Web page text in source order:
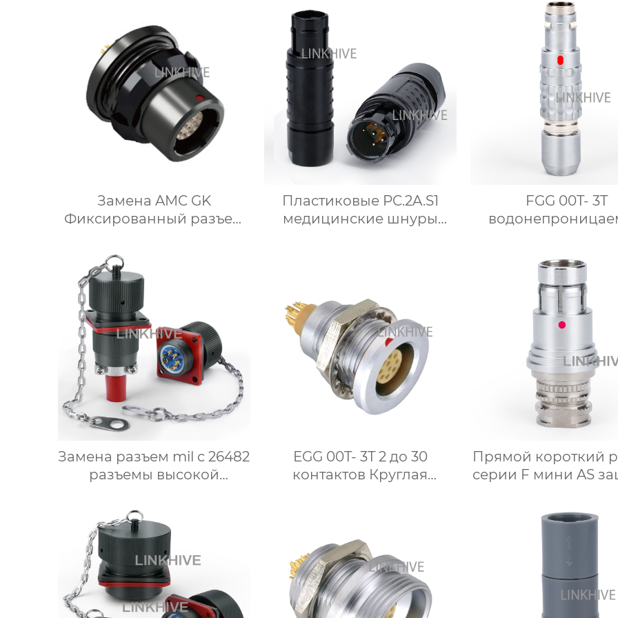
Замена AMC GK
Фиксированный разъем
Пластиковые PC.2A.S1
медицинские шнуры
FGG 00T- 3T
Замена разъем mil c 26482
разъемы высокой
EGG 00T- 3T 2 до 30
контактов Круглая
Прямой короткий
серии F мини AS